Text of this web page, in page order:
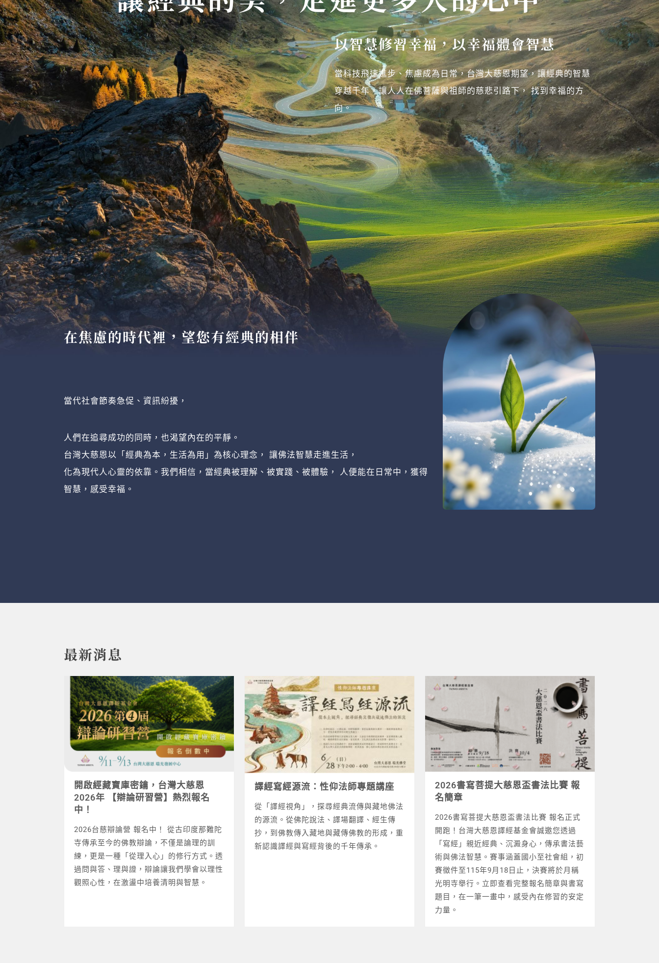
以智慧修習幸福，以幸福體會智慧
當科技飛速進步、焦慮成為日常，台灣大慈恩期望，讓經典的智慧
穿越千年，讓人人在佛菩薩與祖師的慈悲引路下， 找到幸福的方
向。
在焦慮的時代裡，望您有經典的相伴
當代社會節奏急促、資訊紛擾，
人們在追尋成功的同時，也渴望內在的平靜。
台灣大慈恩以「經典為本，生活為用」為核心理念， 讓佛法智慧走進生活，
化為現代人心靈的依靠。我們相信，當經典被理解、被實踐、被體驗， 人便能在日常中，獲得
智慧，感受幸福。
最新消息
開啟經藏寶庫密鑰，台灣大慈恩
2026年 【辯論研習營】熱烈報名
中！
2026台慈辯論營 報名中！ 從古印度那難陀
寺傳承至今的佛教辯論，不僅是論理的訓
練，更是一種「從理入心」的修行方式。透
過問與答、理與證，辯論讓我們學會以理性
觀照心性，在激盪中培養清明與智慧。
譯經寫經源流：性仰法師專題講座
從「譯經視角」，探尋經典流傳與藏地佛法
的源流。從佛陀說法、譯場翻譯、經生傳
抄，到佛教傳入藏地與藏傳佛教的形成，重
新認識譯經與寫經背後的千年傳承。
2026書寫菩提大慈恩盃書法比賽 報
名簡章
2026書寫菩提大慈恩盃書法比賽 報名正式
開跑！台灣大慈恩譯經基金會誠邀您透過
「寫經」親近經典、沉澱身心，傳承書法藝
術與佛法智慧。賽事涵蓋國小至社會組，初
賽徵件至115年9月18日止，決賽將於月稱
光明寺舉行。立即查看完整報名簡章與書寫
題目，在一筆一畫中，感受內在修習的安定
力量。